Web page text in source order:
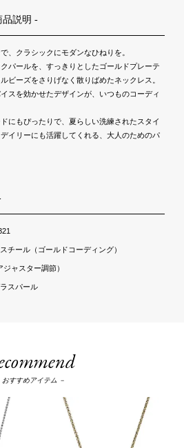
品説明 -
、クラシックにモダンなひねりを。
パールを、すっきりとしたゴールドプレーテ
ビーズをさりげなく散りばめたネックレス。
スを効かせたデザインが、いつものコーディ
にもぴったりで、夏らしい洗練されたスタイ
イリーにも活躍してくれる、大人のためのパ
チール（ゴールドコーディング）
ャスター調節）
スパール
おすすめアイテム －